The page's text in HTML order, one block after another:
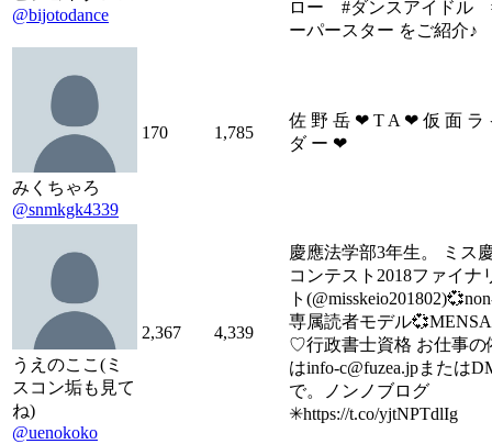
@bijotodance
ロー #ダンスアイドル
ーパースター をご紹介♪
みくちゃろ
@snmkgk4339
170 1,785
佐 野 岳 ❤︎ T A ❤︎ 仮 面 ラ
ダ ー ❤︎
うえのここ(ミ
スコン垢も見て
ね)
@uenokoko
2,367 4,339
慶應法学部3年生。 ミス
コンテスト2018ファイナ
ト
専属読者モデル
♡行政書士資格 お仕事の
はinfo-c@fuzea.jpまたは
で。ノンノブログ
✳︎https://t.co/yjtNPTdlIg